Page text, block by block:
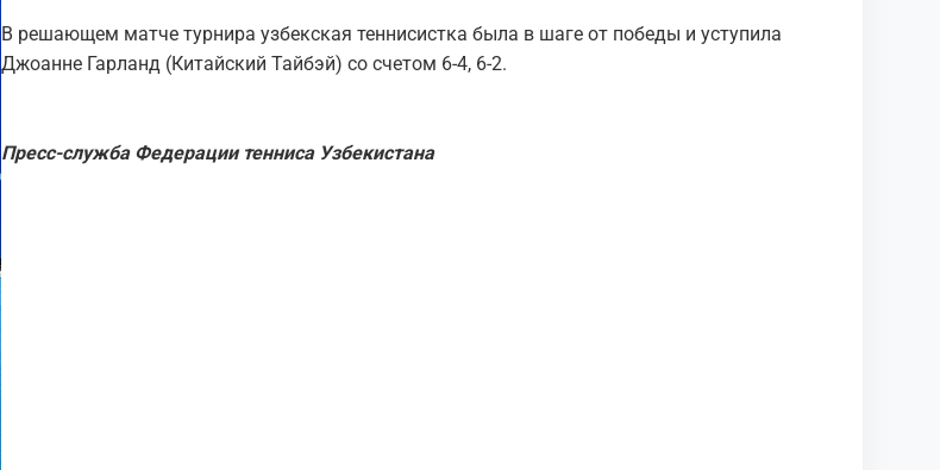
В решающем матче турнира узбекская теннисистка была в шаге от победы и уступила
Джоанне Гарланд (Китайский Тайбэй) со счетом 6-4, 6-2.
Пресс-служба Федерации тенниса Узбекистана